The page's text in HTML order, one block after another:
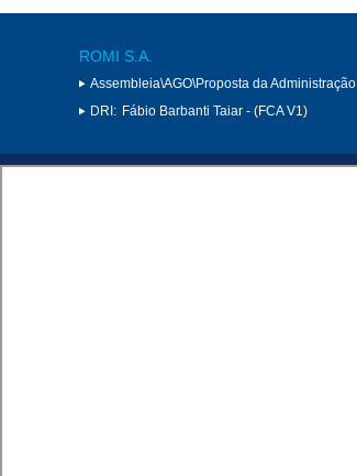
ROMI S.A.
Assembleia\AGO\Proposta da Administração
DRI: Fábio Barbanti Taiar - (FCA V1)